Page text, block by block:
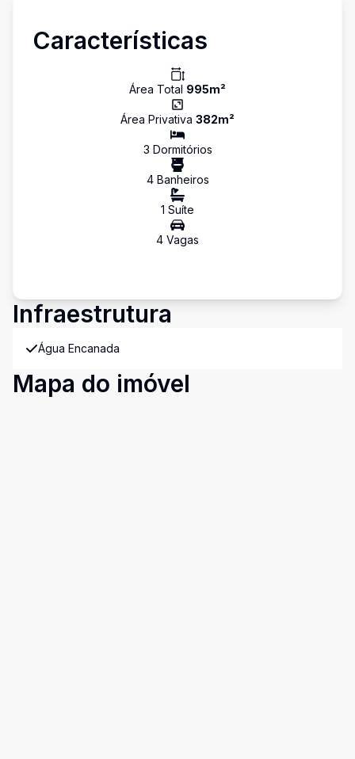
Características
Área Total 995m²
Área Privativa 382m²
3 Dormitórios
4Banheiros
1 Suíte
4 Vagas
Infraestrutura
Água Encanada
Mapa do imóvel